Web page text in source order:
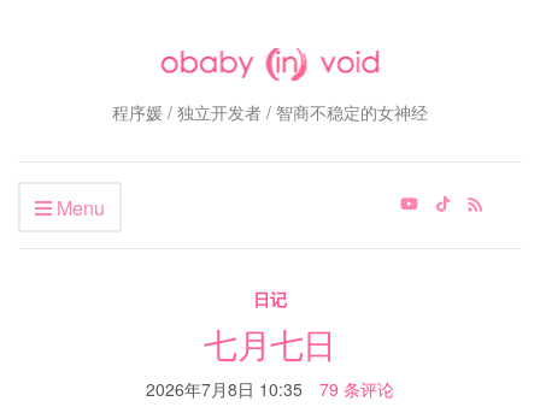
程序媛 / 独立开发者 / 智商不稳定的女神经
Menu
日记
七月七日
2026年7月8日 10:35 79 条评论